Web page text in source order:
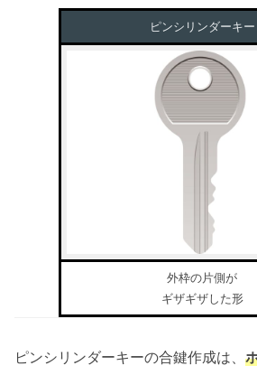
ピンシリンダーキー
外枠の片側が
ギザギザした形
ピンシリンダーキーの合鍵作成は、